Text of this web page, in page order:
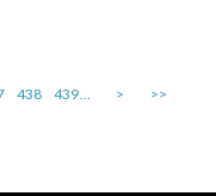
438 439... > >>